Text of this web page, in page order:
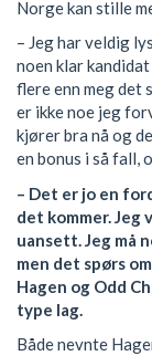
Norge kan stille
– Jeg har veldig
noen klar
flere enn meg det
er ikke noe jeg
kjører bra nå og
en bonus i så fall,
– Det er jo en
det kommer. Jeg
uansett. Jeg må
men det spørs
Hagen og Odd
type lag.
Både nevnte